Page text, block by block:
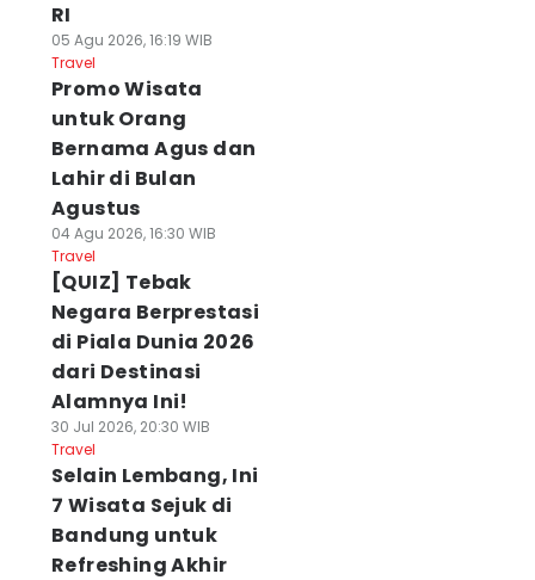
RI
05 Agu 2026, 16:19 WIB
Travel
Promo Wisata
untuk Orang
Bernama Agus dan
Lahir di Bulan
Agustus
04 Agu 2026, 16:30 WIB
Travel
[QUIZ] Tebak
Negara Berprestasi
di Piala Dunia 2026
dari Destinasi
Alamnya Ini!
30 Jul 2026, 20:30 WIB
Travel
Selain Lembang, Ini
7 Wisata Sejuk di
Bandung untuk
Refreshing Akhir